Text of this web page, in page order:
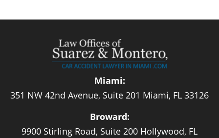
Miami:
351 NW 42nd Avenue, Suite 201 Miami, FL 33126
Broward:
9900 Stirling Road, Suite 200 Hollywood, FL